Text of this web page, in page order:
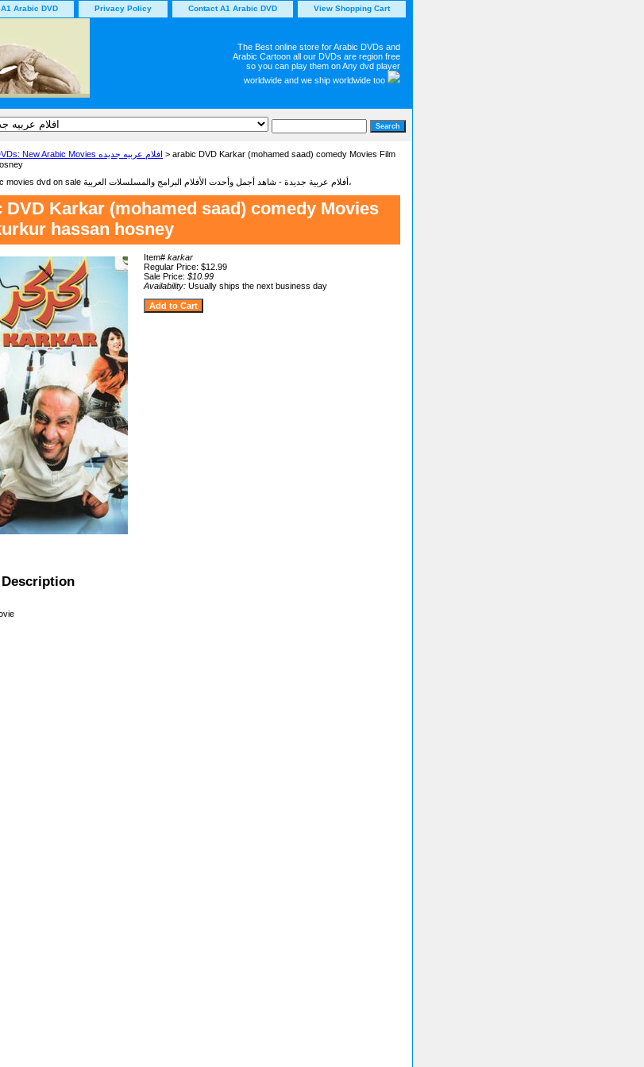
Arabic DVD Privacy Policy Contact A1 Arabic DVD View Shopping Cart
The Best online store for Arabic DVDs and
Arabic Cartoon all our DVDs are region free
so you can play them on Any dvd player
worldwide and we ship worldwide too
Arabic DVDs: New Arabic Movies افلام عربيه جديده > arabic DVD Karkar (mohamed saad) comedy Movies Film
Latest new Arabic movies dvd on sale أفلام عربية جديدة - شاهد أجمل وأحدت الأفلام البرامج والمسلسلات العربية،
DVD Karkar (mohamed saad) comedy Movies
hassan hosney
Item# karkar
Regular Price: $12.99
Sale Price: $10.99
Availability: Usually ships the next business day